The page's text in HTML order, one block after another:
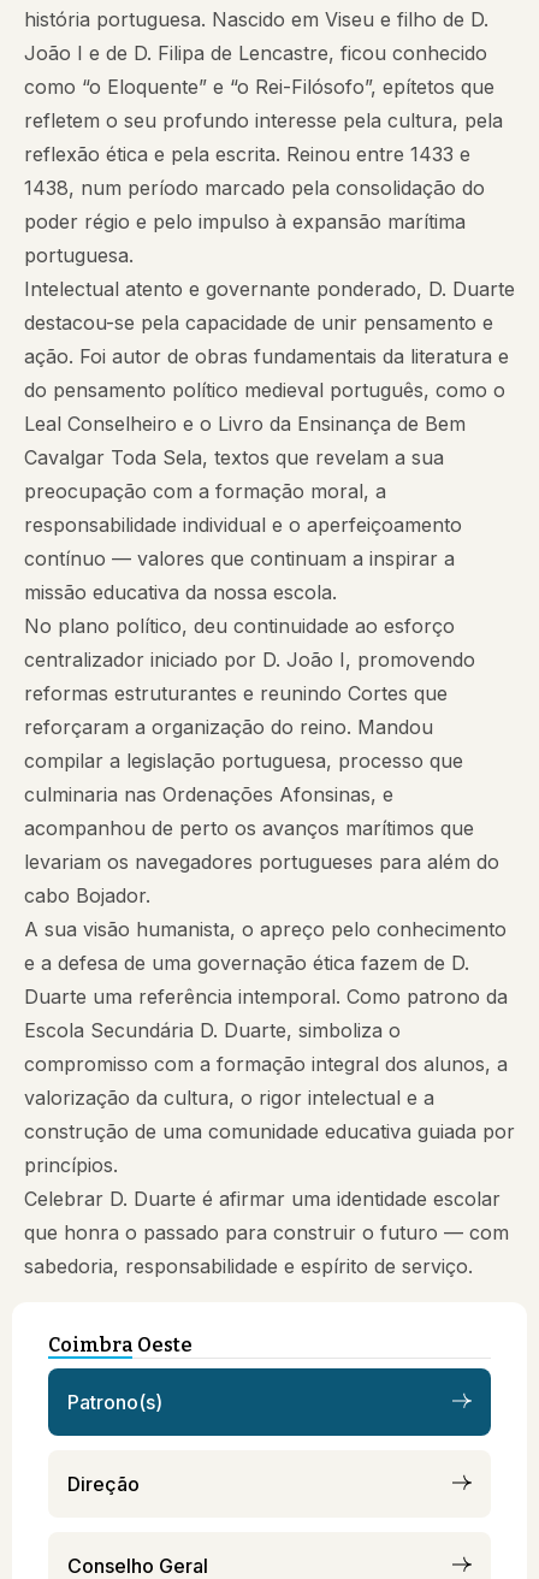
Coimbra Oeste
Patrono(s)
Direção
Conselho Geral
história portuguesa. Nascido em Viseu e filho de D.
João I e de D. Filipa de Lencastre, ficou conhecido
como “o Eloquente” e “o Rei-Filósofo”, epítetos que
refletem o seu profundo interesse pela cultura, pela
reflexão ética e pela escrita. Reinou entre 1433 e
1438, num período marcado pela consolidação do
poder régio e pelo impulso à expansão marítima
portuguesa.
Intelectual atento e governante ponderado, D. Duarte
destacou-se pela capacidade de unir pensamento e
ação. Foi autor de obras fundamentais da literatura e
do pensamento político medieval português, como o
Leal Conselheiro e o Livro da Ensinança de Bem
Cavalgar Toda Sela, textos que revelam a sua
preocupação com a formação moral, a
responsabilidade individual e o aperfeiçoamento
contínuo — valores que continuam a inspirar a
missão educativa da nossa escola.
No plano político, deu continuidade ao esforço
centralizador iniciado por D. João I, promovendo
reformas estruturantes e reunindo Cortes que
reforçaram a organização do reino. Mandou
compilar a legislação portuguesa, processo que
culminaria nas Ordenações Afonsinas, e
acompanhou de perto os avanços marítimos que
levariam os navegadores portugueses para além do
cabo Bojador.
A sua visão humanista, o apreço pelo conhecimento
e a defesa de uma governação ética fazem de D.
Duarte uma referência intemporal. Como patrono da
Escola Secundária D. Duarte, simboliza o
compromisso com a formação integral dos alunos, a
valorização da cultura, o rigor intelectual e a
construção de uma comunidade educativa guiada por
princípios.
Celebrar D. Duarte é afirmar uma identidade escolar
que honra o passado para construir o futuro — com
sabedoria, responsabilidade e espírito de serviço.